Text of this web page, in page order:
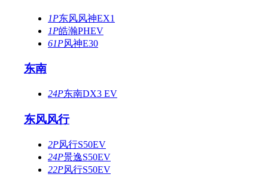
1P东风风神EX1
1P皓瀚PHEV
61P风神E30
东南
24P东南DX3 EV
东风风行
2P风行S50EV
24P景逸S50EV
22P风行S50EV